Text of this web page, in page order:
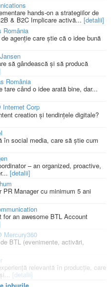
hands-on a strategiilor de
& B2C Implicare activă... [detalii]
România
agenție care știe că o idee bună
să gândească și să producă
România
când o idee arată bine, dar...
Internet Corp
creation și tendințele digitale?
în social media, care să știe cum
– an organized, proactive,
[detalii]
Manager cu minimum 5 ani
for an awesome BTL Account
Mercury360
BTL (evenimente, activări,
relevantă în producție, care
[detalii]